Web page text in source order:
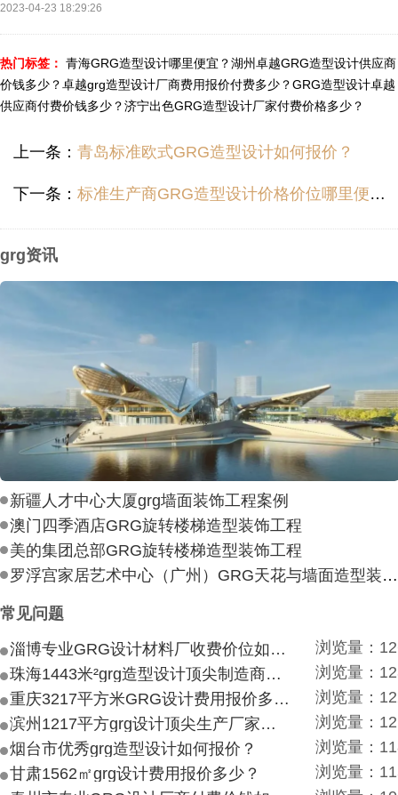
2023-04-23 18:29:26
热门标签： 青海GRG造型设计哪里便宜？湖州卓越GRG造型设计供应商
价钱多少？卓越grg造型设计厂商费用报价付费多少？GRG造型设计卓越
供应商付费价钱多少？济宁出色GRG造型设计厂家付费价格多少？
上一条： 青岛标准欧式GRG造型设计如何报价？
下一条： 标准生产商GRG造型设计价格价位哪里便宜？
grg资讯
新疆人才中心大厦grg墙面装饰工程案例
澳门四季酒店GRG旋转楼梯造型装饰工程
美的集团总部GRG旋转楼梯造型装饰工程
罗浮宫家居艺术中心（广州）GRG天花与墙面造型装饰工程
常见问题
淄博专业GRG设计材料厂收费价位如何？
浏览量：
珠海1443米²grg造型设计顶尖制造商付费付费多少？
浏览量：
重庆3217平方米GRG设计费用报价多少？
浏览量：
滨州1217平方grg设计顶尖生产厂家价目如何？
浏览量：
烟台市优秀grg造型设计如何报价？
浏览量：
甘肃1562㎡grg设计费用报价多少？
浏览量：